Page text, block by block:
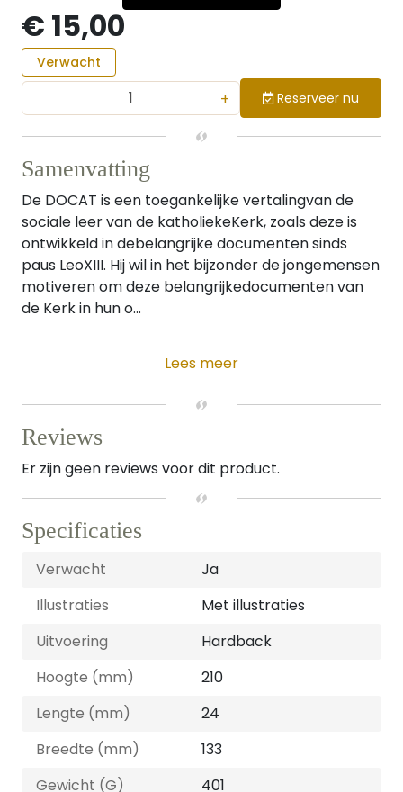
€ 15,00
Verwacht
+ Reserveer nu
Samenvatting
De DOCAT is een toegankelijke vertalingvan de
sociale leer van de katholiekeKerk, zoals deze is
ontwikkeld in debelangrijke documenten sinds
paus LeoXIII. Hij wil in het bijzonder de jongemensen
motiveren om deze belangrijkedocumenten van
de Kerk in hun o...
Lees meer
Reviews
Er zijn geen reviews voor dit product.
Specificaties
Verwacht
Ja
Illustraties
Met illustraties
Uitvoering
Hardback
Hoogte (mm)
210
Lengte (mm)
24
Breedte (mm)
133
Gewicht (G)
401